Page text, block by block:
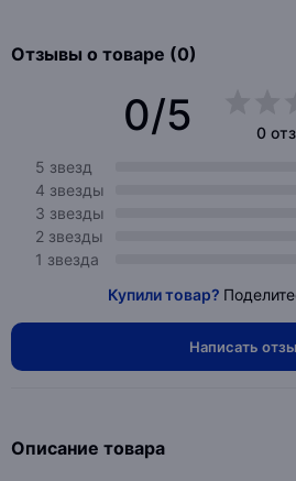
Отзывы о товаре (0)
0/5
0
5 звезд
4 звезды
3 звезды
2 звезды
1 звезда
Купили товар?
Написать
Описание товара